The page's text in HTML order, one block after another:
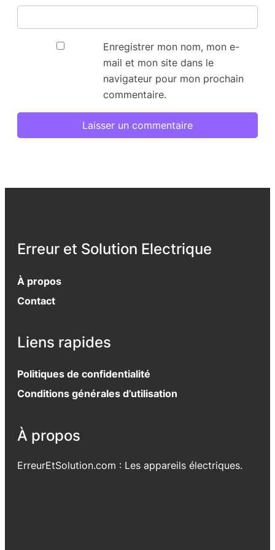
Enregistrer mon nom, mon e-
mail et mon site dans le
navigateur pour mon prochain
commentaire.
Erreur et Solution Electrique
À propos
Contact
Liens rapides
Politiques de confidentialité
Conditions générales d’utilisation
À propos
ErreurEtSolution.com : Les appareils électriques.